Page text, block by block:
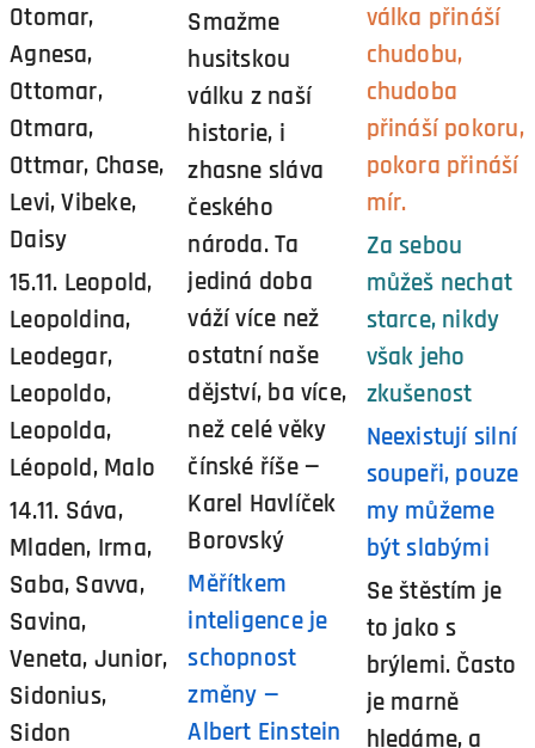
Otomar,
Agnesa,
Ottomar,
Otmara,
Ottmar, Chase,
Levi, Vibeke,
Daisy
15.11. Leopold,
Leopoldina,
Leodegar,
Leopoldo,
Leopolda,
Léopold, Malo
14.11. Sáva,
Mladen, Irma,
Saba, Savva,
Savina,
Veneta, Junior,
Sidonius,
Sidon
Smažme
husitskou
válku z naší
historie, i
zhasne sláva
českého
národa. Ta
jediná doba
váží více než
ostatní naše
dějství, ba více,
než celé věky
čínské říše —
Karel Havlíček
Borovský
Měřítkem
inteligence je
schopnost
změny —
Albert Einstein
válka přináší
chudobu,
chudoba
přináší pokoru,
pokora přináší
mír.
Za sebou
můžeš nechat
starce, nikdy
však jeho
zkušenost
Neexistují silní
soupeři, pouze
my můžeme
být slabými
Se štěstím je
to jako s
brýlemi. Často
je marně
hledáme, a